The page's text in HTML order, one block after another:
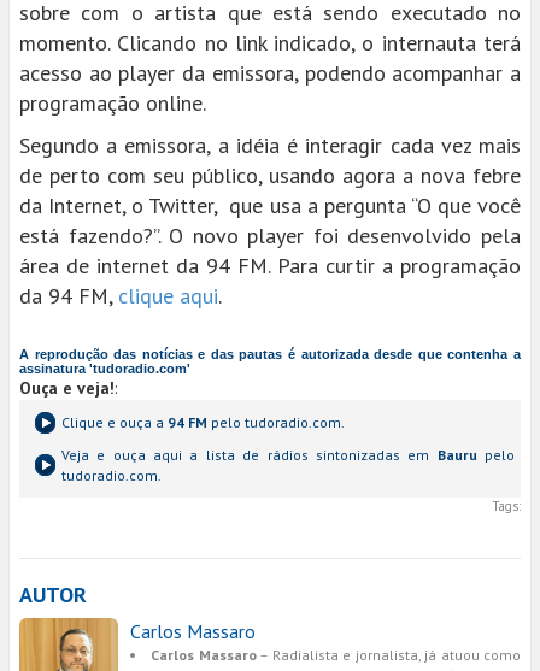
sobre com o artista que está sendo executado no
momento. Clicando no link indicado, o internauta terá
acesso ao player da emissora, podendo acompanhar a
programação online.
Segundo a emissora, a idéia é interagir cada vez mais
de perto com seu público, usando agora a nova febre
da Internet, o Twitter, que usa a pergunta “O que você
está fazendo?”. O novo player foi desenvolvido pela
área de internet da 94 FM. Para curtir a programação
da 94 FM, clique aqui.
A reprodução das notícias e das pautas é autorizada desde que contenha a
assinatura 'tudoradio.com'
Ouça e veja!:
Clique e ouça a 94 FM pelo tudoradio.com.
Veja e ouça aqui a lista de rádios sintonizadas em Baurupelo
tudoradio.com.
Tags:
AUTOR
Carlos Massaro
Carlos Massaro– Radialista e jornalista, já atuou como